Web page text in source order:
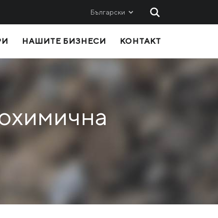
Български
НАШИТЕ БИЗНЕСИ КОНТАКТ